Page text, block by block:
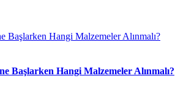
Başlarken Hangi Malzemeler Alınmalı?
Başlarken Hangi Malzemeler Alınmalı?